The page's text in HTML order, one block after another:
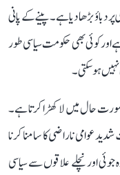
بڑھا دیا ہے۔ پینے کے پانی
اور کوئی بھی حکومت سیاسی طور
ہو سکتی۔
حال میں لا کھڑا کرتا ہے۔
عوامی ناراضی کا سامنا کرنا
جوئی اور نچلے علاقوں سے سیاسی